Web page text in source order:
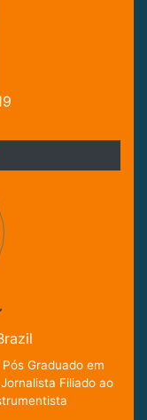
Graduado em
Filiado ao